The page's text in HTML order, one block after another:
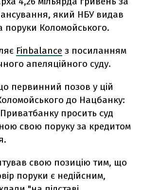
який НБУ видав
поруки Коломойського.
Finbalance з посиланням
апеляційного суду.
первинний позов у цій
до Нацбанку:
просить суд
свою поруку за кредитом
свою позицію тим, що
поруки є недійсним,